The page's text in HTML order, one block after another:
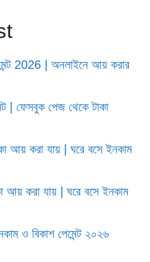
2026 | অনলাইনে আয় করার
| ফেসবুক পেজ থেকে টাকা
আয় করা যায় | ঘরে বসে ইনকাম
আয় করা যায় | ঘরে বসে ইনকাম
ও বিকাশ পেমেন্ট ২০২৬